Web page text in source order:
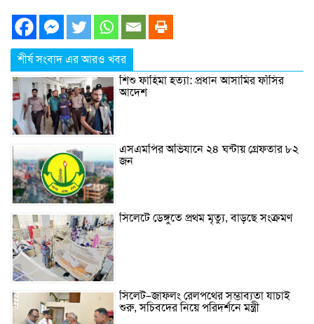
শীর্ষ সংবাদ এর আরও খবর
শিশু ফাহিমা হত্যা: প্রধান আসামির ফাঁসির
আদেশ
এসএমপির অভিযানে ২৪ ঘন্টায় গ্রেফতার ৮২
জন
সিলেটে ডেঙ্গুতে প্রথম মৃত্যু, বাড়ছে সংক্রমণ
সিলেট–জাফলং রেলপথের সম্ভাব্যতা যাচাই
শুরু, সচিবদের নিয়ে পরিদর্শনে মন্ত্রী